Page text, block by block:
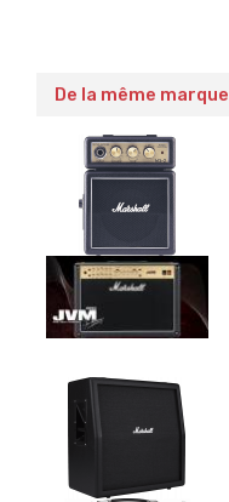
De la même marque